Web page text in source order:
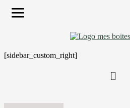
[sidebar_custom_right]